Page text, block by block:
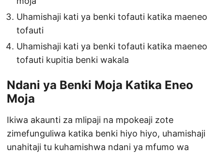
Uhamishaji kati ya benki tofauti katika maeneo
tofauti
Uhamishaji kati ya benki tofauti katika maeneo
tofauti kupitia benki wakala
Ndani ya Benki Moja Katika Eneo
Moja
Ikiwa akaunti za mlipaji na mpokeaji zote
zimefunguliwa katika benki hiyo hiyo, uhamishaji
unahitaji tu kuhamishwa ndani ya mfumo wa